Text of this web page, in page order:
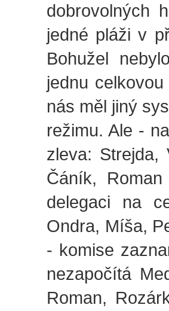
dobrovolných
jedné pláži v
Bohužel
jednu
nás měl jiný
režimu. Ale -
zleva: Strejda,
Čáník,
delegaci na
Ondra, Míša,
- komise
nezapočítá
Roman,